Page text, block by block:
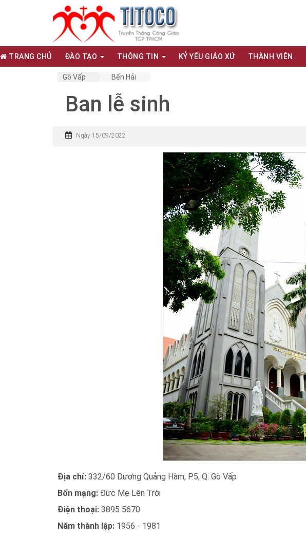
TRANG CHỦ ĐÀO TẠO THÔNG TIN KỶ YẾU GIÁO XỨ THÀNH VIÊN
Gò Vấp Bến Hải
Ban lễ sinh
Ngày 15/09/2022
Địa chỉ: 332/60 Dương Quảng Hàm, P.5, Q. Gò Vấp
Bổn mạng: Đức Mẹ Lên Trời
Điện thoại: 3895 5670
Năm thành lập: 1956 - 1981